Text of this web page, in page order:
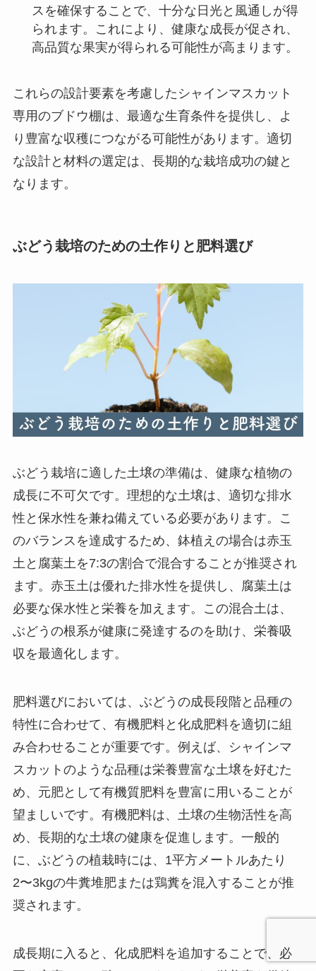
スを確保することで、十分な日光と風通しが得
られます。これにより、健康な成長が促され、
高品質な果実が得られる可能性が高まります。
これらの設計要素を考慮したシャインマスカット
専用のブドウ棚は、最適な生育条件を提供し、よ
り豊富な収穫につながる可能性があります。適切
な設計と材料の選定は、長期的な栽培成功の鍵と
なります。
ぶどう栽培のための土作りと肥料選び
ぶどう栽培に適した土壌の準備は、健康な植物の
成長に不可欠です。理想的な土壌は、適切な排水
性と保水性を兼ね備えている必要があります。こ
のバランスを達成するため、鉢植えの場合は赤玉
土と腐葉土を7:3の割合で混合することが推奨され
ます。赤玉土は優れた排水性を提供し、腐葉土は
必要な保水性と栄養を加えます。この混合土は、
ぶどうの根系が健康に発達するのを助け、栄養吸
収を最適化します。
肥料選びにおいては、ぶどうの成長段階と品種の
特性に合わせて、有機肥料と化成肥料を適切に組
み合わせることが重要です。例えば、シャインマ
スカットのような品種は栄養豊富な土壌を好むた
め、元肥として有機質肥料を豊富に用いることが
望ましいです。有機肥料は、土壌の生物活性を高
め、長期的な土壌の健康を促進します。一般的
に、ぶどうの植栽時には、1平方メートルあたり
2〜3kgの牛糞堆肥または鶏糞を混入することが推
奨されます。
成長期に入ると、化成肥料を追加することで、必